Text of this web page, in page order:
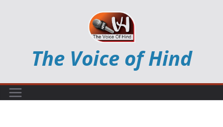
The Voice of Hind